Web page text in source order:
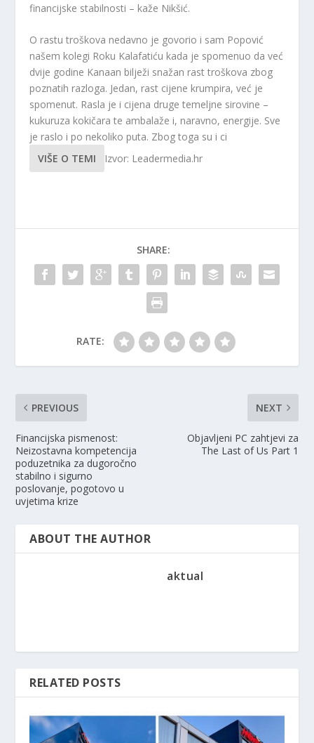
financijske stabilnosti – kaže Nikšić.
O rastu troškova nedavno je govorio i sam Popović
našem kolegi Roku Kalafatiću kada je spomenuo da već
dvije godine Kanaan bilježi snažan rast troškova zbog
poznatih razloga. Jedan, rast cijene krumpira, već je
spomenut. Rasla je i cijena druge temeljne sirovine –
kukuruza kokičara te ambalaže i, naravno, energije. Sve
je raslo i po nekoliko puta. Zbog toga su i ci
VIŠE O TEMI
Izvor: Leadermedia.hr
SHARE:
RATE:
PREVIOUS
Financijska pismenost:
Neizostavna kompetencija
poduzetnika za dugoročno
stabilno i sigurno
poslovanje, pogotovo u
uvjetima krize
NEXT
Objavljeni PC zahtjevi za
The Last of Us Part 1
ABOUT THE AUTHOR
aktual
RELATED POSTS